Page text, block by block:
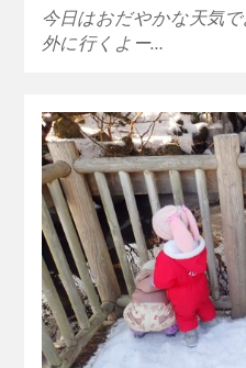
今日はおだやかな天気
外に行くよー…